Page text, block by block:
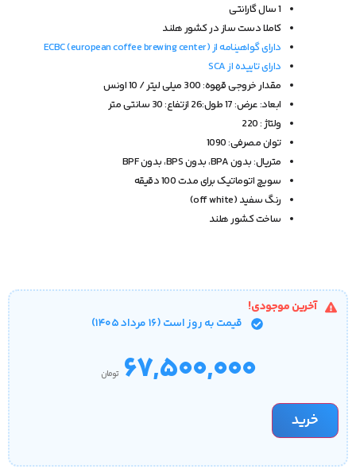
1 سال گارانتی
کاملا دست ساز در کشور هلند
دارای گواهینامه از ECBC (european coffee brewing center)
دارای تاییده از SCA
مقدار خروجی قهوه: 300 میلی لیتر / 10 اونس
ابعاد: عرض: 17 طول:26 ازتفاع: 30 سانتی متر
ولتاژ : 220
توان مصرفی: 1090
متریال: بدون BPA، بدون BPS، بدون BPF
سویچ اتوماتیک برای مدت 100 دقیقه
رنگ سفید (off white)
ساخت کشور هلند
آخرین موجودی!
قیمت‌ به روز است (۱۶ مرداد ۱۴۰۵)
۶۷,۵۰۰,۰۰۰ تومان
خرید